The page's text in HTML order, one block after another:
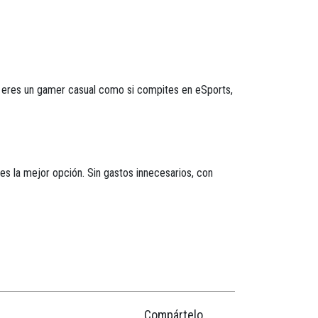
un gamer casual como si compites en eSports,
la mejor opción. Sin gastos innecesarios, con
Compártelo